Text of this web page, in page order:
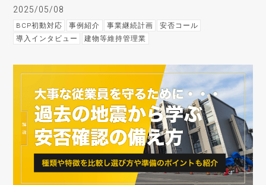
2025/05/08
BCP初動対応 事例紹介 事業継続計画
安否コール
導入インタビュー
建物等維持管理業